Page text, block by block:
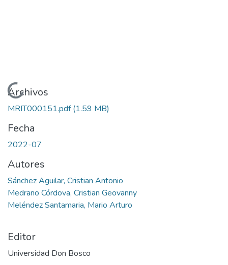
Cargando...
Archivos
MRIT000151.pdf(1.59 MB)
Fecha
2022-07
Autores
Sánchez Aguilar, Cristian Antonio
Medrano Córdova, Cristian Geovanny
Meléndez Santamaria, Mario Arturo
Editor
Universidad Don Bosco